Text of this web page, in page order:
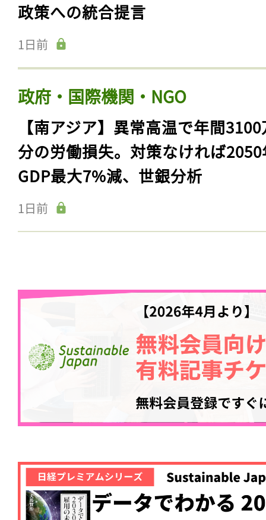
政策への統合提言
1日前
政府・国際機関・NGO
【南アジア】異常高温で年間
分の労働損失。対策なければ
GDP最大7%減、世銀分析
1日前